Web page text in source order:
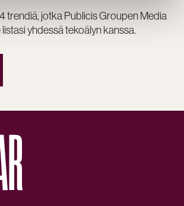
trendiä, jotka Publicis Groupen Media
yhdessä tekoälyn kanssa.